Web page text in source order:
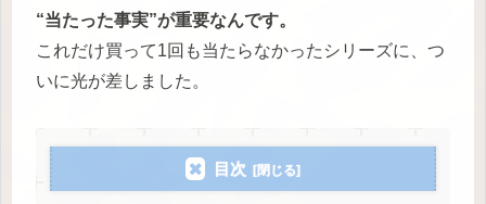
“当たった事実”が重要なんです。
これだけ買って1回も当たらなかったシリーズに、つ
いに光が差しました。
目次